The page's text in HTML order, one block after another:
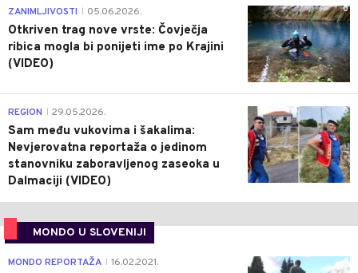
0
ZANIMLJIVOSTI 05.06.2026.
Otkriven trag nove vrste: Čovječja
ribica mogla bi ponijeti ime po Krajini
(VIDEO)
0
REGION 29.05.2026.
Sam među vukovima i šakalima:
Nevjerovatna reportaža o jedinom
stanovniku zaboravljenog zaseoka u
Dalmaciji (VIDEO)
MONDO U SLOVENIJI
4
MONDO REPORTAŽA 16.02.2021.